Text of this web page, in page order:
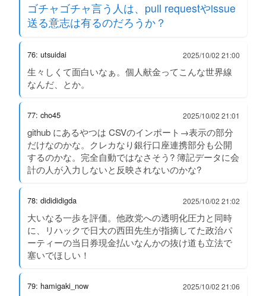
ゴチャゴチャ言う人は、pull requestやissue
送る意志は有るのだろうか？
76: utsuidai 2025/10/02 21:00
生々しくて面白いなぁ。個人献金ってこんな世界線
なんだ、とか。
77: cho45 2025/10/02 21:01
github にあるやつは CSVのインポート→表示の部分
だけなのかな。クレカなり銀行口座連携部分も公開
するのかな。完全自動ではなさそう? 簿記データに会
計の人が入力しないと反映されないのかな?
78: didididigda 2025/10/02 21:02
大いなる一歩を評価。他政党への透明化圧力と同時
に、リハックで日大の西田先生が指摘してた政治パ
ーティーの当日券現金払いなんかの抜け道も立法で
塞いでほしい！
79: hamigaki_now 2025/10/02 21:06